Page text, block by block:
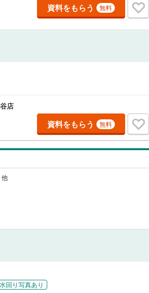
資料をもらう 無料
店
資料をもらう 無料
水回り写真あり
関西空港線( 1)
本四備讃線(0)
徳島線(19)
肥薩線( 0
唐津線(1)
上越新幹線(219)
北陸新幹線（JR西日本）(39)
IT重説可（36）